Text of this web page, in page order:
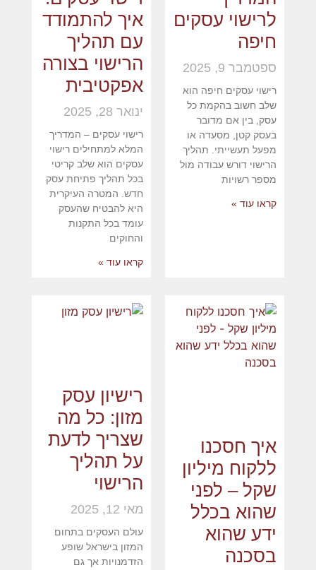
לרישוי עסקים
חיפה
ספטמבר 9, 2025
רישוי עסקים חיפה הוא
שלב חשוב בהקמת כל
עסק, בין אם מדובר
בעסק קטן, מסעדה או
מפעל תעשייתי. תהליך
הרישוי דורש עבודה מול
מספר רשויות
קראו עוד »
איך להתמודד
עם תהליך
הרישוי בצורה
אפקטיבית
ינואר 28, 2025
רישוי עסקים – המדריך
המלא למתחילים רישוי
עסקים הוא שלב קריטי
בכל תהליך פתיחת עסק
חדש. המטרה העיקרית
היא להבטיח שהעסק
עומד בכל התקנות
והחוקים
קראו עוד »
איך חסכנו
ללקוח מיליון
שקל – לפני
שהוא בכלל
ידע שהוא
בסכנה
רישיון עסק
מזון: כל מה
שצריך לדעת
על תהליך
הרישוי
מאי 12, 2025
עולם העסקים בתחום
המזון בישראל שופע
הזדמנויות אך גם